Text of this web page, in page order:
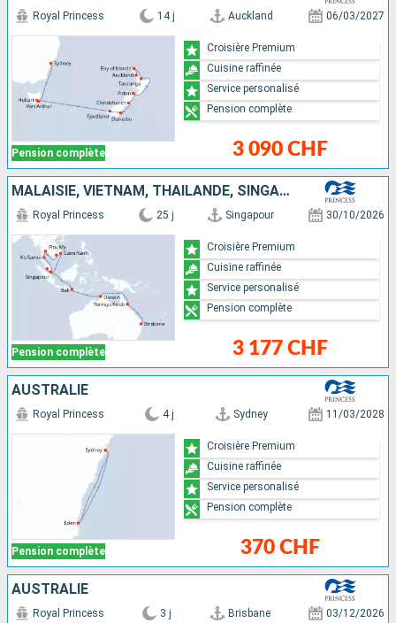
Pension complète
Royal Princess 14 j Auckland 06/03/2027
3 090 CHF
Croisière Premium
Cuisine raffinée
Service personalisé
Pension complète
MALAISIE, VIETNAM, THAÏLANDE, SINGAPOUR, INDONÉSIE, AUSTRALIE
Pension complète
Royal Princess 25 j Singapour 30/10/2026
3 177 CHF
Croisière Premium
Cuisine raffinée
Service personalisé
Pension complète
AUSTRALIE
Pension complète
Royal Princess 4 j Sydney 11/03/2028
370 CHF
Croisière Premium
Cuisine raffinée
Service personalisé
Pension complète
AUSTRALIE
Royal Princess 3 j Brisbane 03/12/2026